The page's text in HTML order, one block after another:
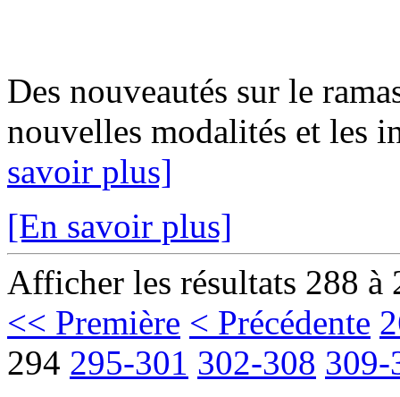
Des nouveautés sur le
nouvelles modalités et les
savoir plus]
[En savoir plus]
Afficher les résultats 288 à
<< Première < Précédente
294 295-301 302-308 309-